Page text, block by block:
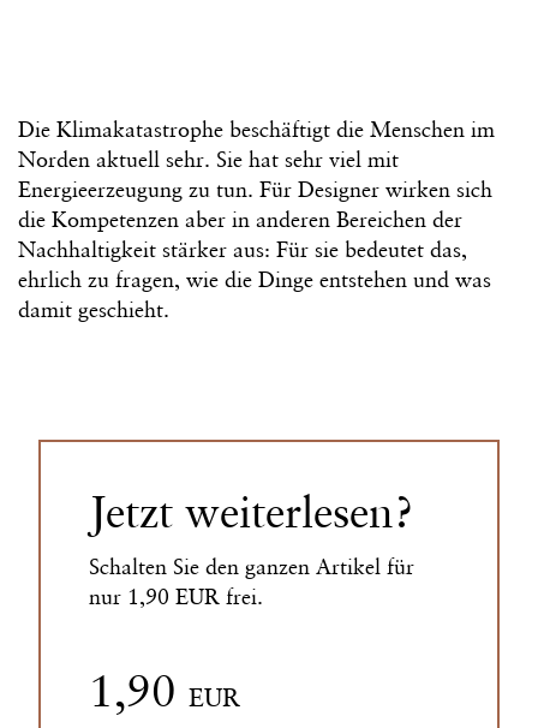
Die Klimakatastrophe beschäftigt die Menschen im
Norden aktuell sehr. Sie hat sehr viel mit
Energieerzeugung zu tun. Für Designer wirken sich
die Kompetenzen aber in anderen Bereichen der
Nachhaltigkeit stärker aus: Für sie bedeutet das,
ehrlich zu fragen, wie die Dinge entstehen und was
damit geschieht.
Jetzt weiterlesen?
Schalten Sie den ganzen Artikel für
nur 1,90 EUR frei.
1,90 EUR